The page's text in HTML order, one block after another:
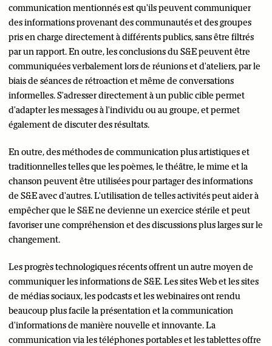
communication mentionnés est qu'ils peuvent communiquer
des informations provenant des communautés et des groupes
pris en charge directement à différents publics, sans être filtrés
par un rapport. En outre, les conclusions du S&E peuvent être
communiquées verbalement lors de réunions et d'ateliers, par le
biais de séances de rétroaction et même de conversations
informelles. S'adresser directement à un public cible permet
d'adapter les messages à l'individu ou au groupe, et permet
également de discuter des résultats.
En outre, des méthodes de communication plus artistiques et
traditionnelles telles que les poèmes, le théâtre, le mime et la
chanson peuvent être utilisées pour partager des informations
de S&E avec d'autres. L'utilisation de telles activités peut aider à
empêcher que le S&E ne devienne un exercice stérile et peut
favoriser une compréhension et des discussions plus larges sur le
changement.
Les progrès technologiques récents offrent un autre moyen de
communiquer les informations de S&E. Les sites Web et les sites
de médias sociaux, les podcasts et les webinaires ont rendu
beaucoup plus facile la présentation et la communication
d'informations de manière nouvelle et innovante. La
communication via les téléphones portables et les tablettes offre